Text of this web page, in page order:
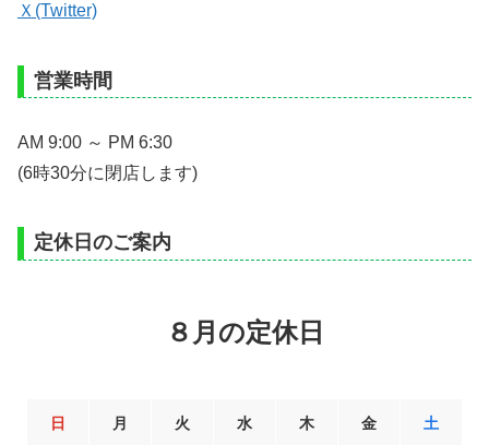
Ｘ(Twitter)
営業時間
AM 9:00 ～ PM 6:30
(6時30分に閉店します)
定休日のご案内
８月の定休日
日 月 火 水 木 金 土